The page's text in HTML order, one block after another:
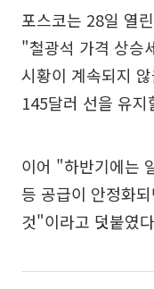
포스코는 28일 열
"철광석 가격 상승
시황이 계속되지
145달러 선을 유
이어 "하반기에는
등 공급이 안정화
것"이라고 덧붙였